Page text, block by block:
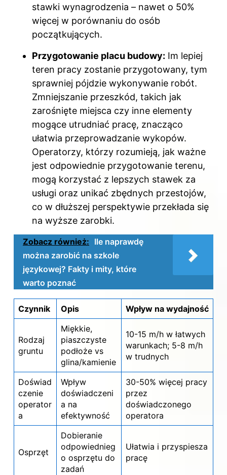
stawki wynagrodzenia – nawet o 50%
więcej w porównaniu do osób
początkujących.
Przygotowanie placu budowy: Im lepiej
teren pracy zostanie przygotowany, tym
sprawniej pójdzie wykonywanie robót.
Zmniejszanie przeszkód, takich jak
zarośnięte miejsca czy inne elementy
mogące utrudniać pracę, znacząco
ułatwia przeprowadzanie wykopów.
Operatorzy, którzy rozumieją, jak ważne
jest odpowiednie przygotowanie terenu,
mogą korzystać z lepszych stawek za
usługi oraz unikać zbędnych przestojów,
co w dłuższej perspektywie przekłada się
na wyższe zarobki.
Zobacz również: Ile naprawdę
można zarobić na szkole
językowej? Fakty i mity, które
warto poznać
Czynnik Opis Wpływ na wydajność
Rodzaj
gruntu
Miękkie,
piaszczyste
podłoże vs
glina/kamienie
10-15 m/h w łatwych
warunkach; 5-8 m/h
w trudnych
Doświad
czenie
operator
a
Wpływ
doświadczeni
a na
efektywność
30-50% więcej pracy
przez
doświadczonego
operatora
Osprzęt
Dobieranie
odpowiednieg
o osprzętu do
zadań
Ułatwia i przyspiesza
pracę